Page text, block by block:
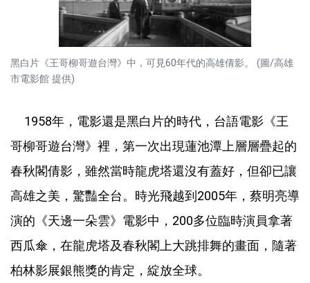
黑白片《王哥柳哥遊台灣》中，可見60年代的高雄倩影。 (圖/高雄
市電影館 提供)
1958年，電影還是黑白片的時代，台語電影《王
哥柳哥遊台灣》裡，第一次出現蓮池潭上層層疊起的
春秋閣倩影，雖然當時龍虎塔還沒有蓋好，但卻已讓
高雄之美，驚豔全台。時光飛越到2005年，蔡明亮導
演的《天邊一朵雲》電影中，200多位臨時演員拿著
西瓜傘，在龍虎塔及春秋閣上大跳排舞的畫面，隨著
柏林影展銀熊獎的肯定，綻放全球。